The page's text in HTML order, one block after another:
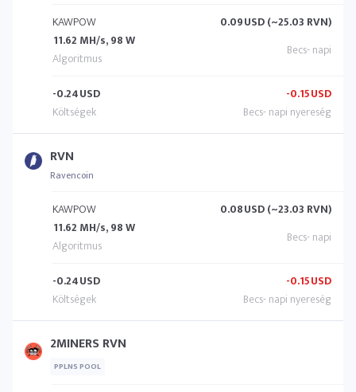
KAWPOW
11.62 MH/s, 98 W
0.09USD (~25.03 RVN)
-0.24USD -0.15USD
RVN
Ravencoin
KAWPOW
11.62 MH/s, 98 W
0.08USD (~23.03 RVN)
-0.24USD -0.15USD
2MINERS RVN
PPLNS POOL